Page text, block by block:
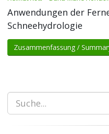
Anwendungen der
Schneehydrologie
Zusammenfassung /